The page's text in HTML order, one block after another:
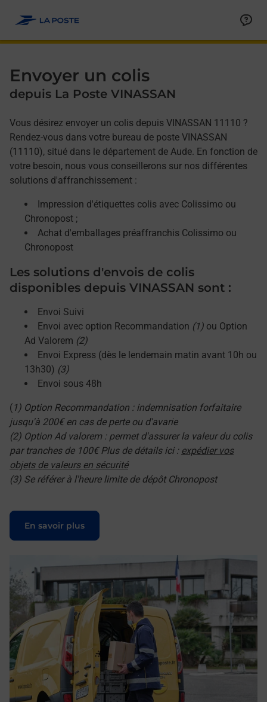
Envoyer un colis
depuis La Poste VINASSAN
Vous désirez envoyer un colis depuis VINASSAN 11110 ?
Rendez-vous dans votre bureau de poste VINASSAN
(11110), situé dans le département de Aude. En fonction de
votre besoin, nous vous conseillerons sur nos différentes
solutions d'affranchissement :
Impression d'étiquettes colis avec Colissimo ou
Chronopost ;
Achat d'emballages préaffranchis Colissimo ou
Chronopost
Les solutions d'envois de colis
disponibles depuis VINASSAN sont :
Envoi Suivi
Envoi avec option Recommandation (1) ou Option
Ad Valorem (2)
Envoi Express (dès le lendemain matin avant 10h ou
13h30) (3)
Envoi sous 48h
( 1) Option Recommandation : indemnisation forfaitaire
jusqu'à 200€ en cas de perte ou d'avarie
(2) Option Ad valorem : permet d'assurer la valeur du colis
par tranches de 100€ Plus de détails ici : expédier vos
objets de valeurs en sécurité
(3) Se référer à l'heure limite de dépôt Chronopost
En savoir plus
Le lien s'ouvre dans un nouvel onglet